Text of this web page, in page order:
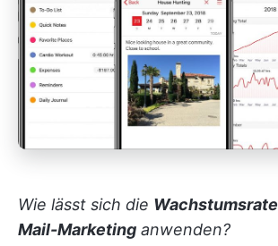
Wie lässt sich die Wachstumsrate
Mail-Marketing anwenden?